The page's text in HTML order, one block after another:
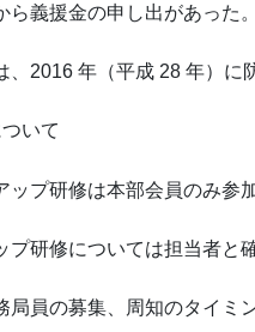
ら義援金の申し出があった。
、2016 年（平成 28 年）
いて
ップ研修は本部会員のみ参
プ研修については担当者と
局員の募集、周知のタイ